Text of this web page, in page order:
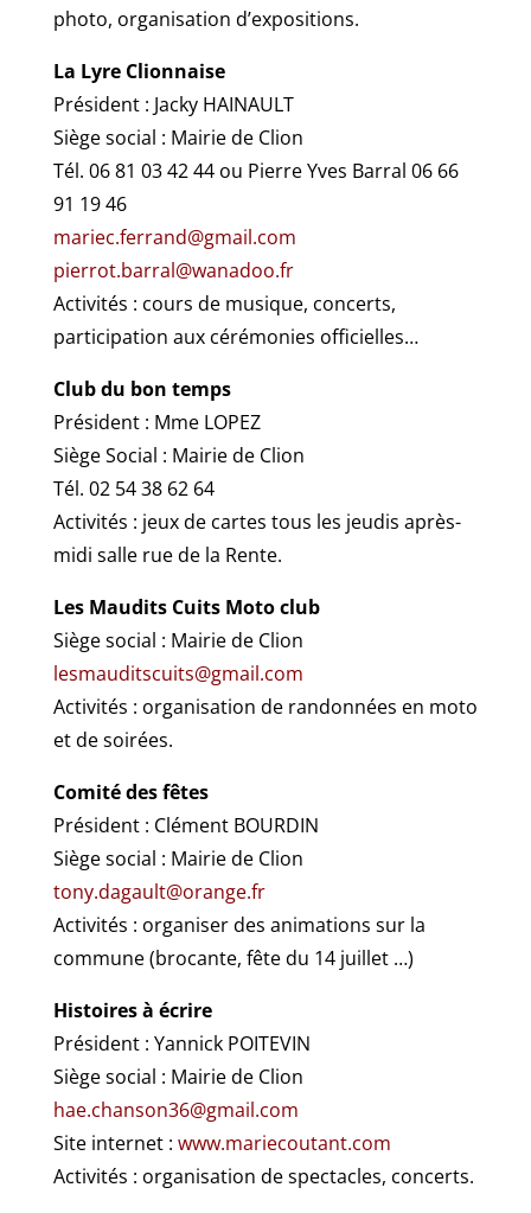
photo, organisation d’expositions.
La Lyre Clionnaise
Président : Jacky HAINAULT
Siège social : Mairie de Clion
Tél. 06 81 03 42 44 ou Pierre Yves Barral 06 66
91 19 46
mariec.ferrand@gmail.com
pierrot.barral@wanadoo.fr
Activités : cours de musique, concerts,
participation aux cérémonies officielles…
Club du bon temps
Président : Mme LOPEZ
Siège Social : Mairie de Clion
Tél. 02 54 38 62 64
Activités : jeux de cartes tous les jeudis après-
midi salle rue de la Rente.
Les Maudits Cuits Moto club
Siège social : Mairie de Clion
lesmauditscuits@gmail.com
Activités : organisation de randonnées en moto
et de soirées.
Comité des fêtes
Président : Clément BOURDIN
Siège social : Mairie de Clion
tony.dagault@orange.fr
Activités : organiser des animations sur la
commune (brocante, fête du 14 juillet …)
Histoires à écrire
Président : Yannick POITEVIN
Siège social : Mairie de Clion
hae.chanson36@gmail.com
Site internet : www.mariecoutant.com
Activités : organisation de spectacles, concerts.